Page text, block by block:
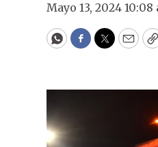
Mayo 13, 2024 10:08
WhatsApp
Facebook
Twitter